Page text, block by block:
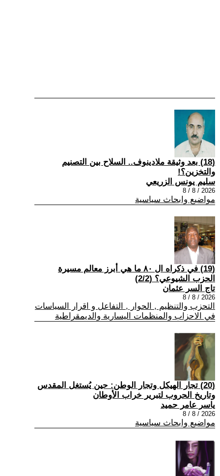
(18) بعد وثيقة ملادينوف.. السلاح بين التصنيم
والتخزين؟!
سليم يونس الزريعي
2026 / 8 / 8
مواضيع وابحاث سياسية
(19) في ذكراه ال ٨٠ ما هي أبرز معالم مسيرة
الحزب الشيوعي؟ (2/2)
تاج السر عثمان
2026 / 8 / 8
التحزب والتنظيم , الحوار , التفاعل و اقرار السياسات
في الاحزاب والمنظمات اليسارية والديمقراطية
(20) تجار الهيكل وتجار الوطن: حين يُستغل المقدس
وتاريخ الحروب لتبرير خراب الأوطان
ياسر عامر حميد
2026 / 8 / 8
مواضيع وابحاث سياسية